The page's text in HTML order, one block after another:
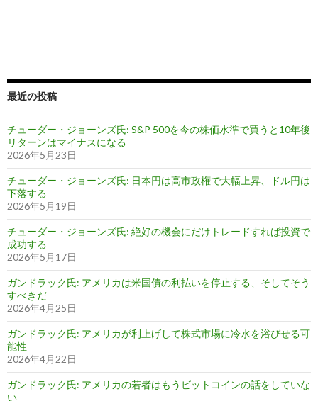
最近の投稿
チューダー・ジョーンズ氏: S&P 500を今の株価水準で買うと10年後
リターンはマイナスになる
2026年5月23日
チューダー・ジョーンズ氏: 日本円は高市政権で大幅上昇、ドル円は
下落する
2026年5月19日
チューダー・ジョーンズ氏: 絶好の機会にだけトレードすれば投資で
成功する
2026年5月17日
ガンドラック氏: アメリカは米国債の利払いを停止する、そしてそう
すべきだ
2026年4月25日
ガンドラック氏: アメリカが利上げして株式市場に冷水を浴びせる可
能性
2026年4月22日
ガンドラック氏: アメリカの若者はもうビットコインの話をしていな
い